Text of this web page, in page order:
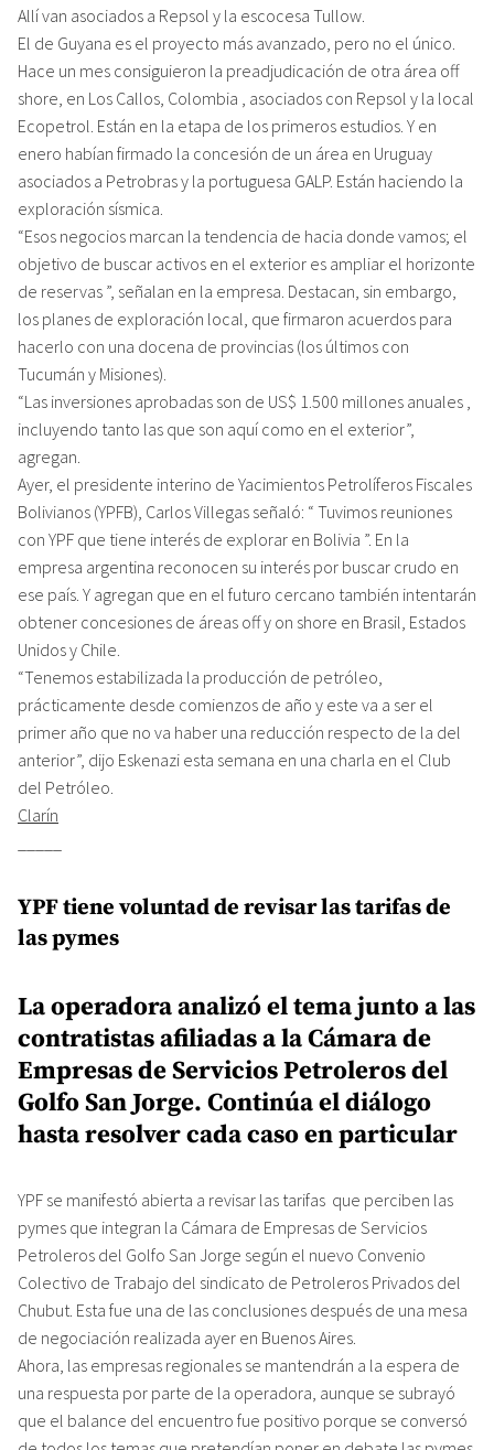
Allí van asociados a Repsol y la escocesa Tullow.
El de Guyana es el proyecto más avanzado, pero no el único.
Hace un mes consiguieron la preadjudicación de otra área off
shore, en Los Callos, Colombia , asociados con Repsol y la local
Ecopetrol. Están en la etapa de los primeros estudios. Y en
enero habían firmado la concesión de un área en Uruguay
asociados a Petrobras y la portuguesa GALP. Están haciendo la
exploración sísmica.
“Esos negocios marcan la tendencia de hacia donde vamos; el
objetivo de buscar activos en el exterior es ampliar el horizonte
de reservas ”, señalan en la empresa. Destacan, sin embargo,
los planes de exploración local, que firmaron acuerdos para
hacerlo con una docena de provincias (los últimos con
Tucumán y Misiones).
“Las inversiones aprobadas son de US$ 1.500 millones anuales ,
incluyendo tanto las que son aquí como en el exterior”,
agregan.
Ayer, el presidente interino de Yacimientos Petrolíferos Fiscales
Bolivianos (YPFB), Carlos Villegas señaló: “ Tuvimos reuniones
con YPF que tiene interés de explorar en Bolivia ”. En la
empresa argentina reconocen su interés por buscar crudo en
ese país. Y agregan que en el futuro cercano también intentarán
obtener concesiones de áreas off y on shore en Brasil, Estados
Unidos y Chile.
“Tenemos estabilizada la producción de petróleo,
prácticamente desde comienzos de año y este va a ser el
primer año que no va haber una reducción respecto de la del
anterior”, dijo Eskenazi esta semana en una charla en el Club
del Petróleo.
Clarín
YPF tiene voluntad de revisar las tarifas de
las pymes
La operadora analizó el tema junto a las
contratistas afiliadas a la Cámara de
Empresas de Servicios Petroleros del
Golfo San Jorge. Continúa el diálogo
hasta resolver cada caso en particular
YPF se manifestó abierta a revisar las tarifas que perciben las
pymes que integran la Cámara de Empresas de Servicios
Petroleros del Golfo San Jorge según el nuevo Convenio
Colectivo de Trabajo del sindicato de Petroleros Privados del
Chubut. Esta fue una de las conclusiones después de una mesa
de negociación realizada ayer en Buenos Aires.
Ahora, las empresas regionales se mantendrán a la espera de
una respuesta por parte de la operadora, aunque se subrayó
que el balance del encuentro fue positivo porque se conversó